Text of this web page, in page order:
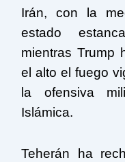
Irán, con la
estado
mientras Trump
el alto el fuego
la ofensiva
Islámica.
Teherán ha